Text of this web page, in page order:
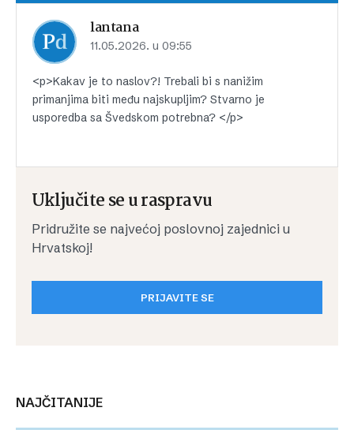
lantana
11.05.2026. u 09:55
<p>Kakav je to naslov?! Trebali bi s nanižim
primanjima biti među najskupljim? Stvarno je
usporedba sa Švedskom potrebna? </p>
Uključite se u raspravu
Pridružite se najvećoj poslovnoj zajednici u
Hrvatskoj!
PRIJAVITE SE
NAJČITANIJE